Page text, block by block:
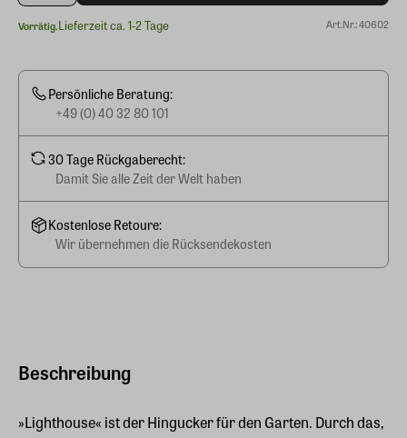
Beschreibung
»Lighthouse« ist der Hingucker für den Garten. Durch das,
Vorrätig.Lieferzeit ca. 1-2 Tage Art.Nr.: 40602
Persönliche Beratung:
+49 (0) 40 32 80 101
30 Tage Rückgaberecht:
Damit Sie alle Zeit der Welt haben
Kostenlose Retoure:
Wir übernehmen die Rücksendekosten